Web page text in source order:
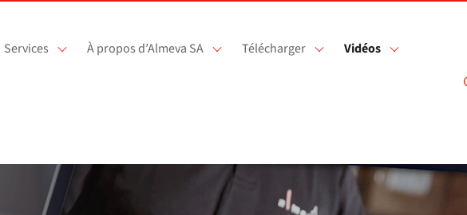
Services À propos d’Almeva SA Télécharger Vidéos